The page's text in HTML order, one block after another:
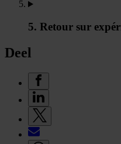
5. Retour sur
Deel